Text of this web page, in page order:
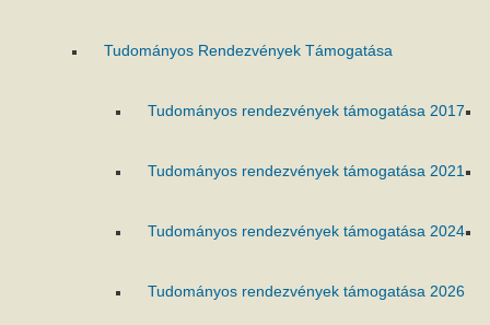
Tudományos Rendezvények Támogatása
Tudományos rendezvények támogatása 2017
Tudományos rendezvények támogatása 2021
Tudományos rendezvények támogatása 2024
Tudományos rendezvények támogatása 2026